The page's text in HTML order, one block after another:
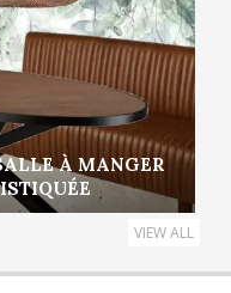
À MANGER
VIEW ALL